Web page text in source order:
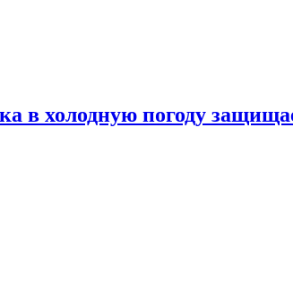
в холодную погоду